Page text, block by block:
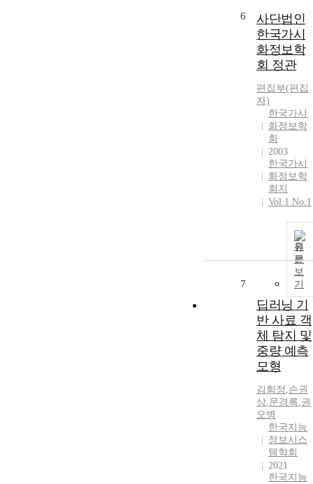
6
사단법인
한국가시
화정보학
회 정관
편집부(편집
자)
한국가시
화정보학
회
2003
한국가시
화정보학
회지
Vol.1 No.1
원
문
보
기
7
딥러닝 기
반 사료 객
체 탐지 및
중량 예측
모형
김회정 ,손권
상,문경록,권
오병
한국지능
정보시스
템학회
2021
한국지능